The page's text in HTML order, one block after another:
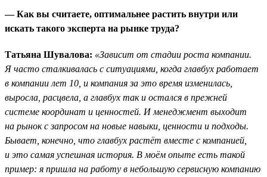
— Как вы считаете, оптимальнее растить внутри или
искать такого эксперта на рынке труда?
Татьяна Шувалова: «Зависит от стадии роста компании.
Я часто сталкивалась с ситуациями, когда главбух работает
в компании лет 10, и компания за это время изменилась,
выросла, расцвела, а главбух так и остался в прежней
системе координат и ценностей. И менеджмент выходит
на рынок с запросом на новые навыки, ценности и подходы.
Бывает, конечно, что главбух растёт вместе с компанией,
и это самая успешная история. В моём опыте есть такой
пример: я пришла на работу в небольшую сервисную компанию